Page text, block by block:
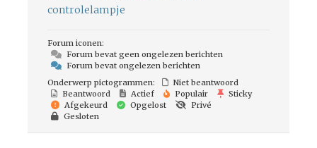
controlelampje
Forum iconen:
Forum bevat geen ongelezen berichten
Forum bevat ongelezen berichten
Onderwerp pictogrammen:
Niet beantwoord
Beantwoord
Actief Populair
Sticky
Afgekeurd
Opgelost
Privé
Gesloten